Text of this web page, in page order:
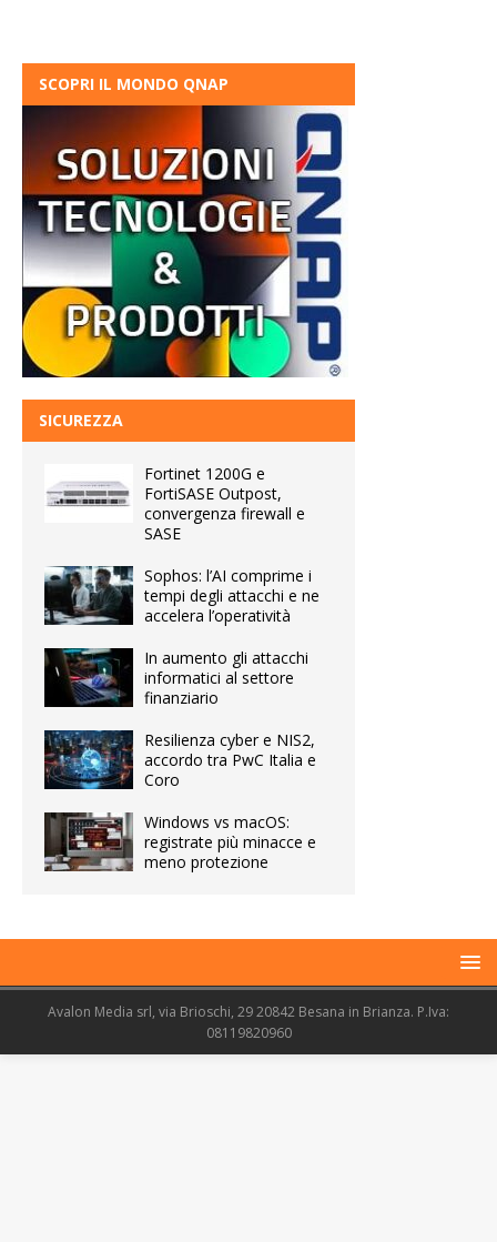
SCOPRI IL MONDO QNAP
SICUREZZA
Fortinet 1200G e
FortiSASE Outpost,
convergenza firewall e
SASE
Sophos: l’AI comprime i
tempi degli attacchi e ne
accelera l’operatività
In aumento gli attacchi
informatici al settore
finanziario
Resilienza cyber e NIS2,
accordo tra PwC Italia e
Coro
Windows vs macOS:
registrate più minacce e
meno protezione
Avalon Media srl, via Brioschi, 29 20842 Besana in Brianza. P.Iva:
08119820960